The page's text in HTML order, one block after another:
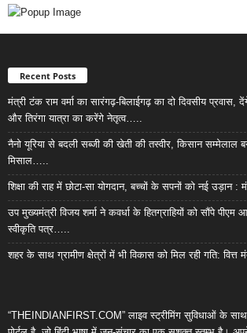
Recent Posts
मंत्री टंक राम वर्मा का सारंगढ़-बिलाईगढ़ का दो दिवसीय प्रवास,
और तिरंगा यात्रा का करेंगे नेतृत्व…..
नैनो यूरिया से बदली सब्जी की खेती की तस्वीर, किसान सम्मेलाल
मिसाल…..
शिक्षा की राह में छोटा-सा योगदान, बच्चों के सपनों को नई उड़ान :
उप मुख्यमंत्री विजय शर्मा ने कवर्धा के हितग्राहियों को सौंपे
स्वीकृति पत्र…..
शहर के साथ ग्रामीण क्षेत्रों में भी विकास को मिल रही गति: वित्त
“THEINDIANFIRST.COM” लाइव स्ट्रीमिंग सुविधाओं के